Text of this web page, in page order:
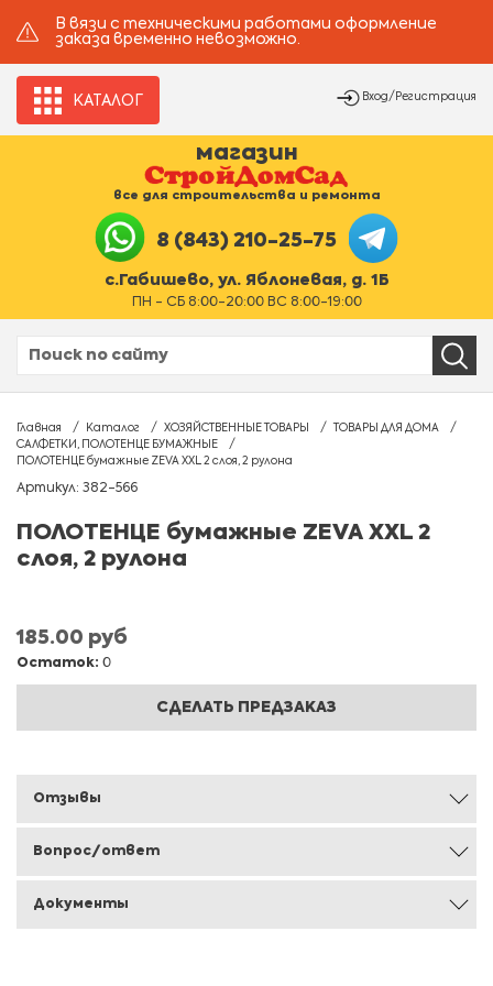
В вязи с техническими работами оформление
заказа временно невозможно.
КАТАЛОГ Вход/Регистрация
магазин
все для строительства и ремонта
8 (843) 210-25-75
с.Габишево, ул. Яблоневая, д. 1Б
ПН - СБ 8:00-20:00 ВС 8:00-19:00
Главная Каталог ХОЗЯЙСТВЕННЫЕ ТОВАРЫ
ТОВАРЫ ДЛЯ ДОМА
САЛФЕТКИ, ПОЛОТЕНЦЕ БУМАЖНЫЕ
ПОЛОТЕНЦЕ бумажные ZEVA XXL 2 слоя, 2 рулона
Артикул: 382-566
ПОЛОТЕНЦЕ бумажные ZEVA XXL 2
слоя, 2 рулона
185.00 руб
Остаток: 0
СДЕЛАТЬ ПРЕДЗАКАЗ
Отзывы
Вопрос/ответ
Документы